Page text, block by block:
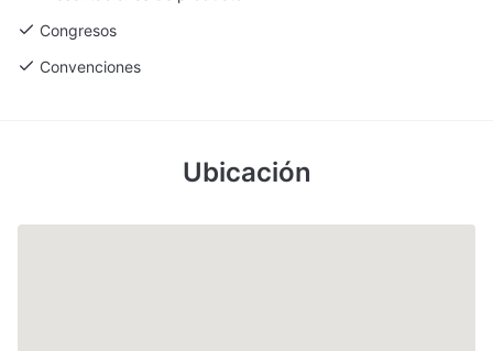
Congresos
Convenciones
Ubicación